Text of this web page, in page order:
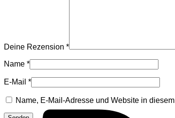
Deine Rezension *
Name *
E-Mail *
Name, E-Mail-Adresse und Website in